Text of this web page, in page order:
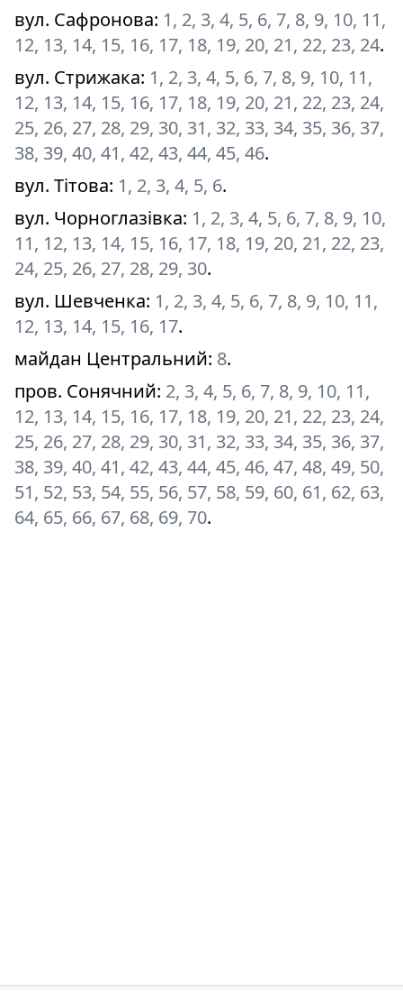
вул. Сафронова: 1, 2, 3, 4, 5, 6, 7, 8, 9, 10, 11,
12, 13, 14, 15, 16, 17, 18, 19, 20, 21, 22, 23, 24.
вул. Стрижака: 1, 2, 3, 4, 5, 6, 7, 8, 9, 10, 11,
12, 13, 14, 15, 16, 17, 18, 19, 20, 21, 22, 23, 24,
25, 26, 27, 28, 29, 30, 31, 32, 33, 34, 35, 36, 37,
38, 39, 40, 41, 42, 43, 44, 45, 46.
вул. Тітова: 1, 2, 3, 4, 5, 6.
вул. Чорноглазівка: 1, 2, 3, 4, 5, 6, 7, 8, 9, 10,
11, 12, 13, 14, 15, 16, 17, 18, 19, 20, 21, 22, 23,
24, 25, 26, 27, 28, 29, 30.
вул. Шевченка: 1, 2, 3, 4, 5, 6, 7, 8, 9, 10, 11,
12, 13, 14, 15, 16, 17.
майдан Центральний: 8.
пров. Сонячний: 2, 3, 4, 5, 6, 7, 8, 9, 10, 11,
12, 13, 14, 15, 16, 17, 18, 19, 20, 21, 22, 23, 24,
25, 26, 27, 28, 29, 30, 31, 32, 33, 34, 35, 36, 37,
38, 39, 40, 41, 42, 43, 44, 45, 46, 47, 48, 49, 50,
51, 52, 53, 54, 55, 56, 57, 58, 59, 60, 61, 62, 63,
64, 65, 66, 67, 68, 69, 70.